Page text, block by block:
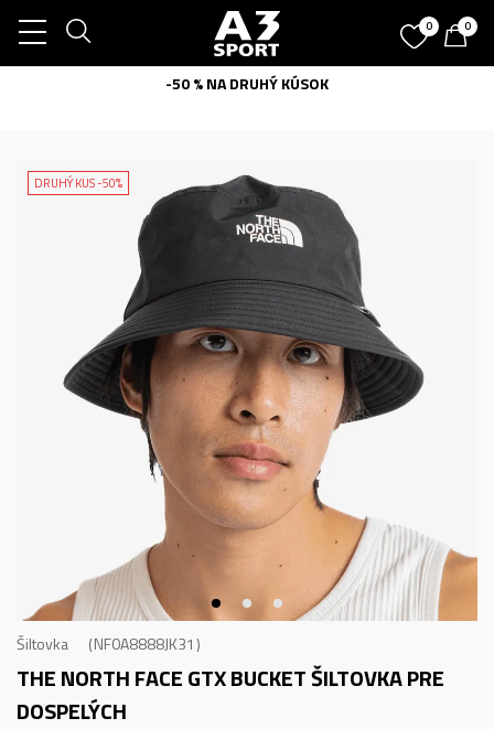
0 0
-50 % NA DRUHÝ KÚSOK
DRUHÝ KUS -50%
Šiltovka NF0A8888JK31
THE NORTH FACE GTX BUCKETŠILTOVKA PRE
DOSPELÝCH